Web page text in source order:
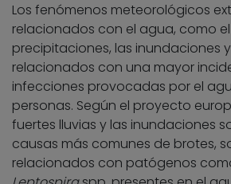
Los fenómenos meteorológicos
relacionados con el agua, como
precipitaciones, las inundaciones
relacionados con una mayor
infecciones provocadas por el
personas. Según el proyecto
fuertes lluvias y las inundaciones
causas más comunes de brotes,
relacionados con patógenos